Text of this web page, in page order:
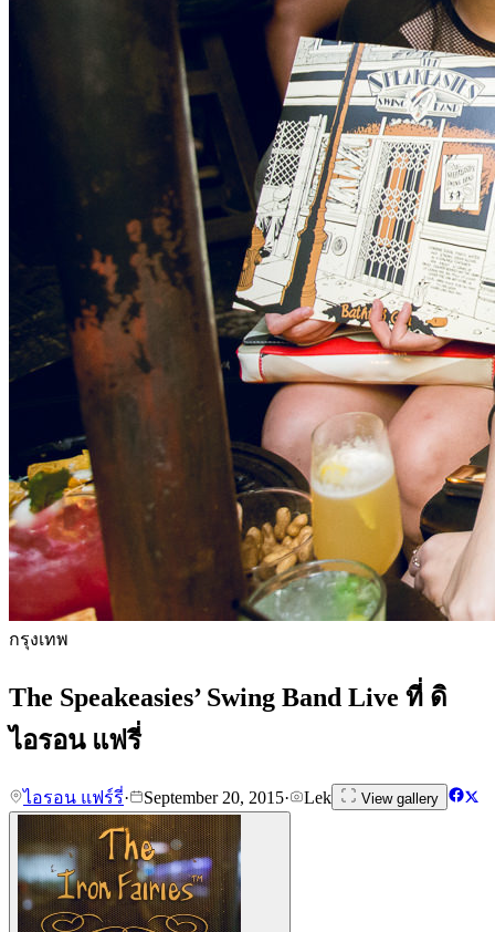
กรุงเทพ
The Speakeasies’ Swing Band Live ที่ ดิ
ไอรอน แฟรี่
ไอรอน แฟร์รี่· September 20, 2015· Lek View gallery